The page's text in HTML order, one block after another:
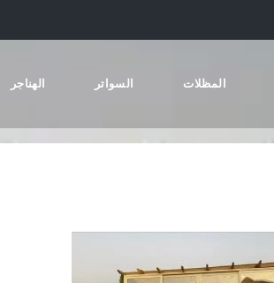
المظلات السواتر الهناجر